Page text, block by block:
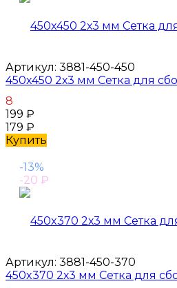
Артикул: 3881-450-450
450x450 2х3 мм Сетка для
8
199 ₽
179 ₽
Купить
-13%
-20 ₽
Артикул: 3881-450-370
450x370 2х3 мм Сетка для